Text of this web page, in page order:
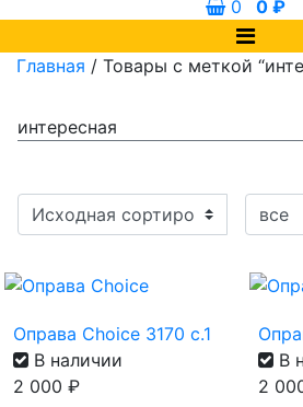
0 0 ₽
Главная / Товары с меткой
интересная
Оправа Choice 3170 с.1
В наличии
2 000 ₽
В
2